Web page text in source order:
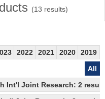
(13 results)
2022 2021 2020
2019
All
Int'l Joint Research: 2